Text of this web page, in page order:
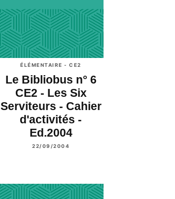
ÉLÉMENTAIRE - CE2
Le Bibliobus n° 6
CE2 - Les Six
Serviteurs - Cahier
d'activités -
Ed.2004
22/09/2004